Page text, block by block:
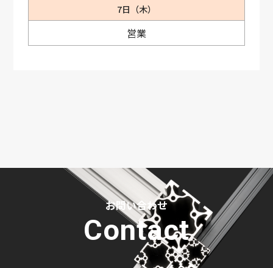
7日（木）
営業
お問い合わせ
Contact